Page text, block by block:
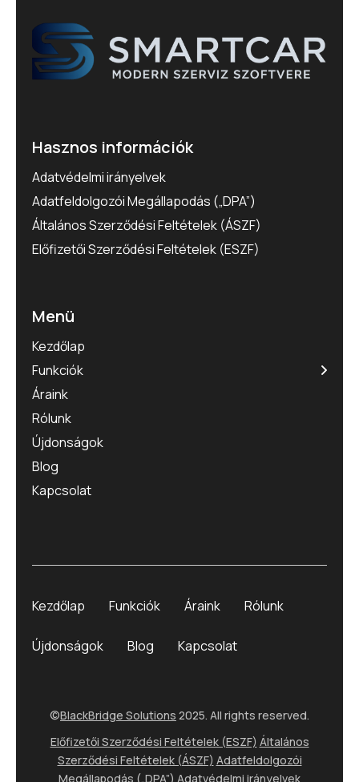
Hasznos információk
Adatvédelmi irányelvek
Adatfeldolgozói Megállapodás („DPA”)
Általános Szerződési Feltételek (ÁSZF)
Előfizetői Szerződési Feltételek (ESZF)
Menü
Kezdőlap
Funkciók
Áraink
Rólunk
Újdonságok
Blog
Kapcsolat
Kezdőlap Funkciók Áraink Rólunk
Újdonságok Blog Kapcsolat
©BlackBridge Solutions 2025. All rights reserved.
Előfizetői Szerződési Feltételek (ESZF) Általános
Szerződési Feltételek (ÁSZF) Adatfeldolgozói
Megállapodás („DPA”) Adatvédelmi irányelvek